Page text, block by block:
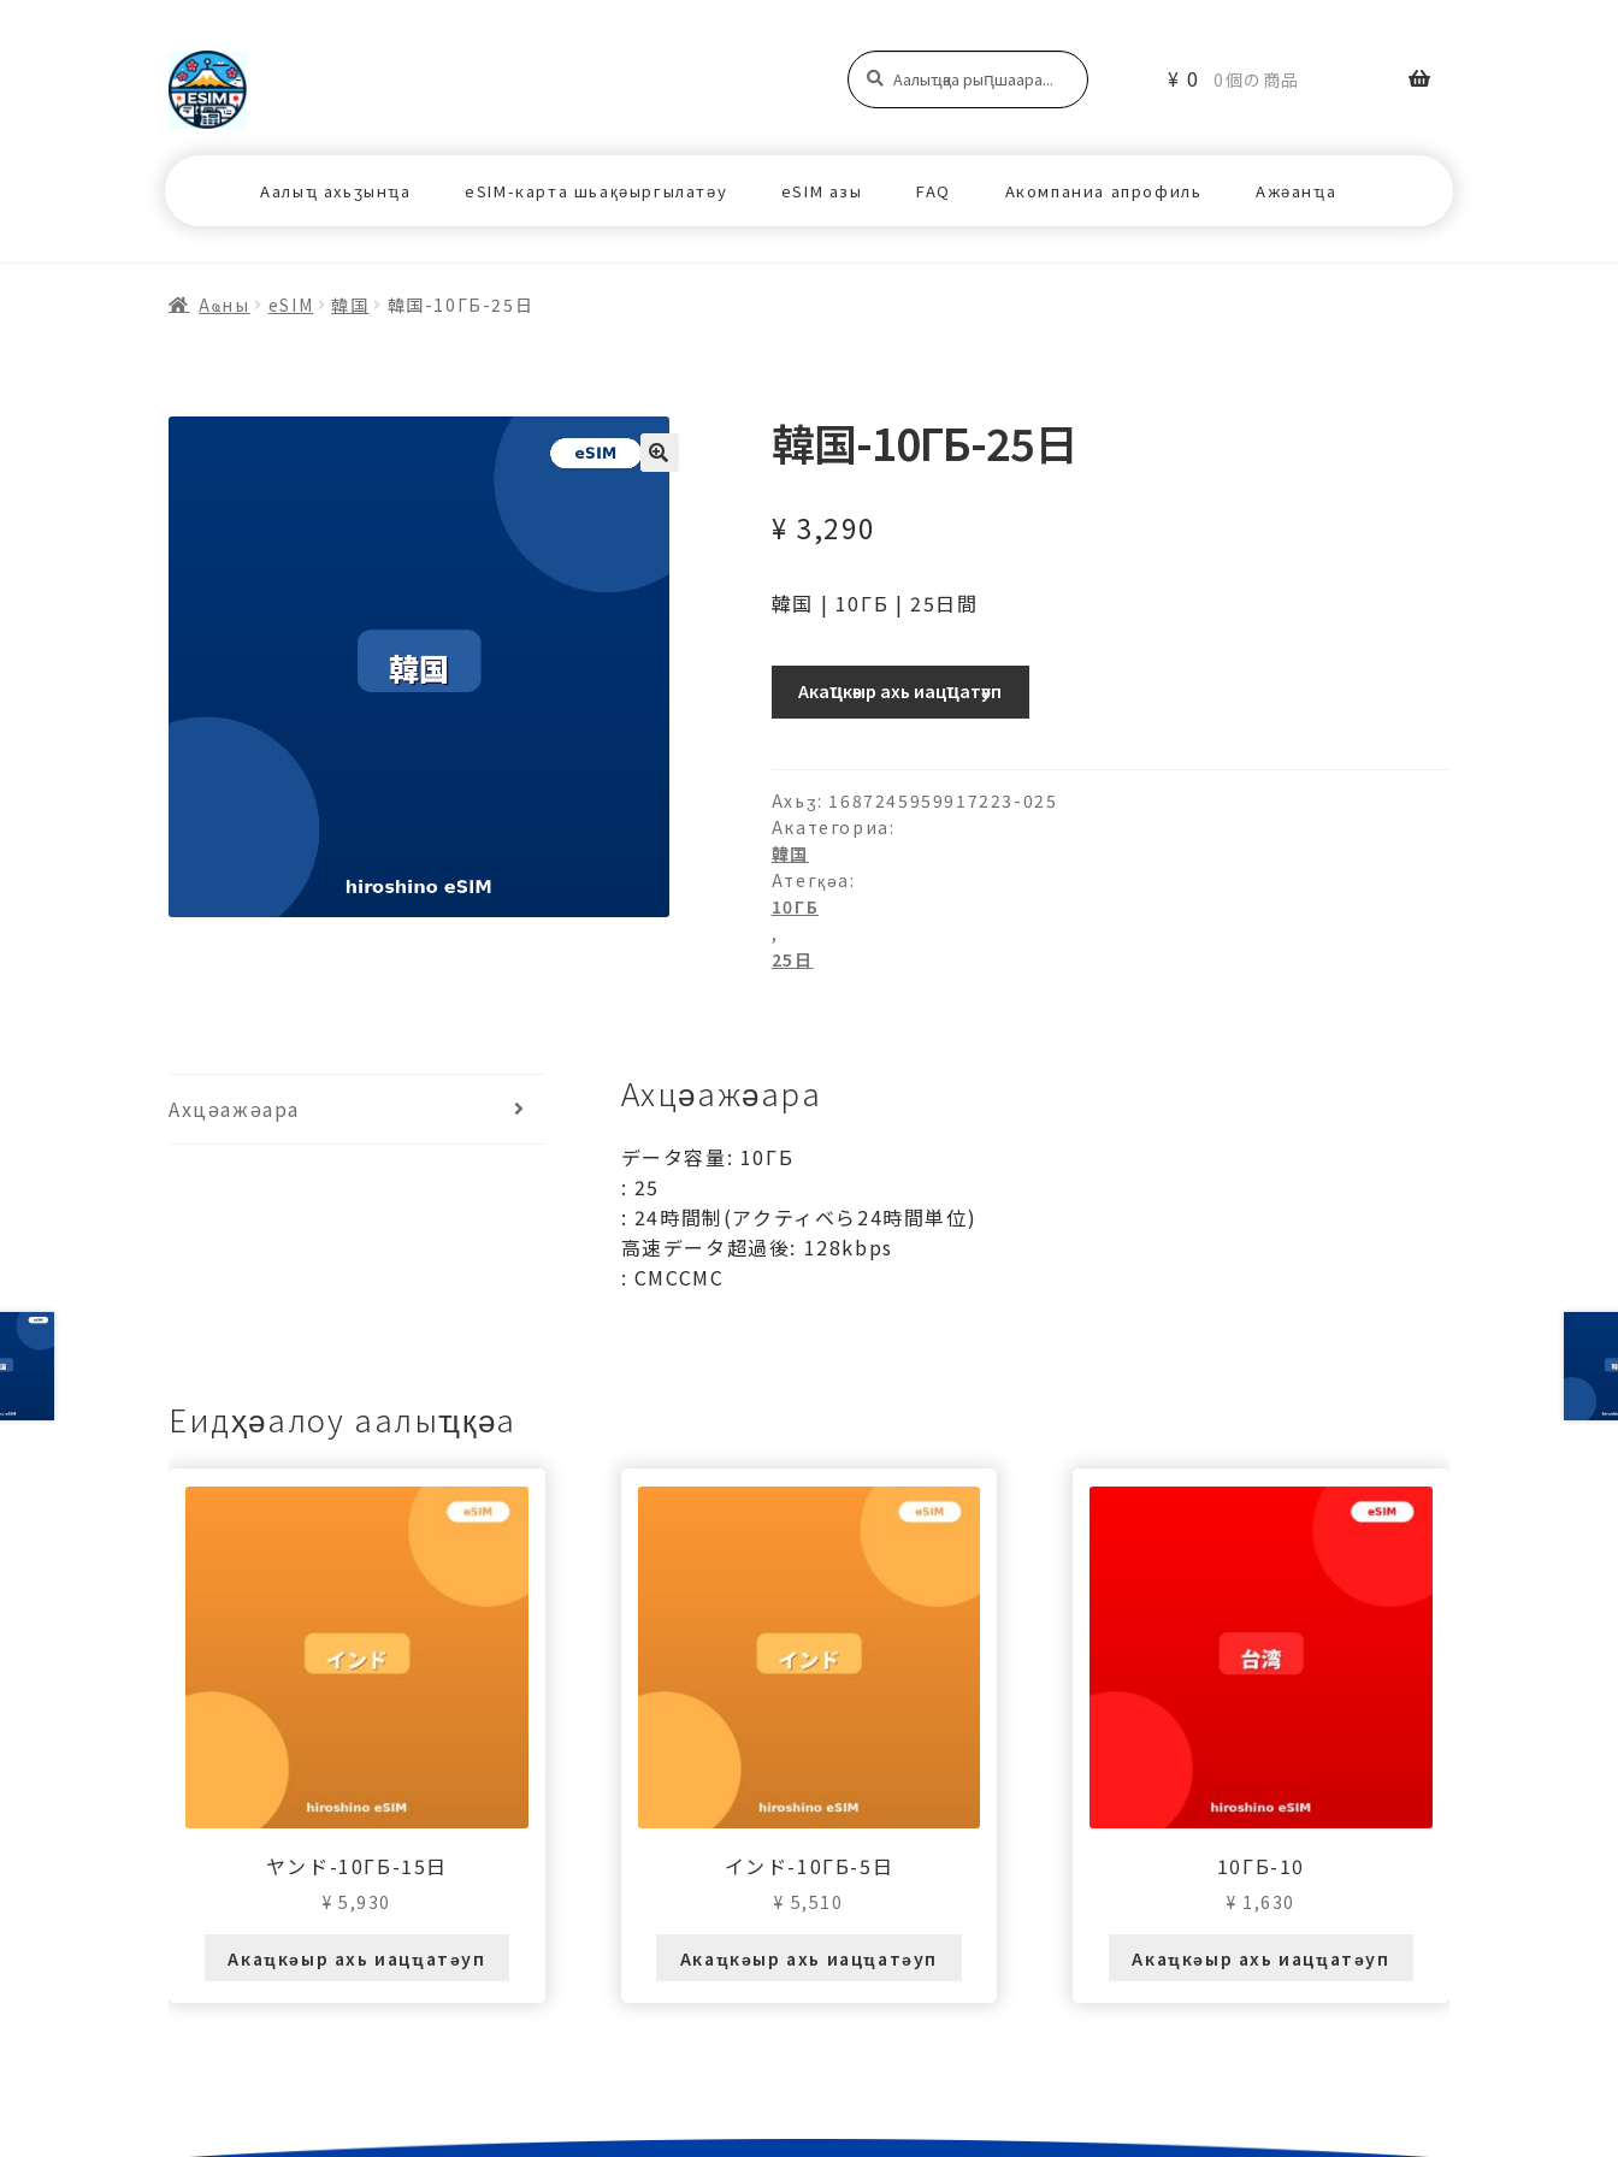
ナ
ビ
ゲ
ス
コ
ン
テ
プ
Аԥшаара:
Аԥшаара
Аалыҵ ахьӡынҵа eSIM-карта шьақәыргылатәу eSIM азы FAQ Акомпаниа апрофиль Ажәанҵа
¥ 0 0個の商品
Аҩны еSIM 韓国 韓国-10ГБ-25日
韓国-10ГБ-25日
¥ 3,290
韓国 | 10ГБ | 25日間
国-10ГБ-25
Акаҵкәыр ахь иацҵатәуп
Ахьӡ: 1687245959917223-025
Акатегориа:
韓国
Атегқәа:
10ГБ
,
25日
Ахцәажәара Ахцәажәара
データ容量: 10ГБ
: 25
: 24時間制(アクティベら24時間単位)
高速データ超過後: 128kbps
: СМССМС
Еидҳәалоу аалыҵқәа
ヤンド-10ГБ-15日
¥ 5,930
Акаҵкәыр ахь иацҵатәуп
インド-10ГБ-5日
¥ 5,510
Акаҵкәыр ахь иацҵатәуп
10ГБ-10
¥ 1,630
Акаҵкәыр ахь иацҵатәуп